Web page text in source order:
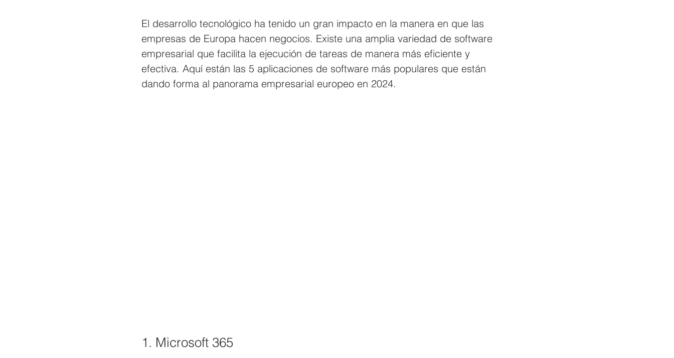
El desarrollo tecnológico ha tenido un gran impacto en la manera en que las
empresas de Europa hacen negocios. Existe una amplia variedad de software
empresarial que facilita la ejecución de tareas de manera más eficiente y
efectiva. Aquí están las 5 aplicaciones de software más populares que están
dando forma al panorama empresarial europeo en 2024.
1. Microsoft 365